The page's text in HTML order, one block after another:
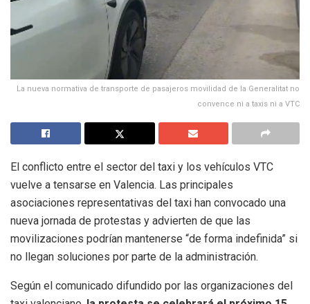
La nueva normativa de transporte de pasajeros movilidad de la Generalitat no
convence ni a taxis ni a VTC
El conflicto entre el sector del taxi y los vehículos VTC
vuelve a tensarse en Valencia. Las principales
asociaciones representativas del taxi han convocado una
nueva jornada de protestas y advierten de que las
movilizaciones podrían mantenerse “de forma indefinida” si
no llegan soluciones por parte de la administración.
Según el comunicado difundido por las organizaciones del